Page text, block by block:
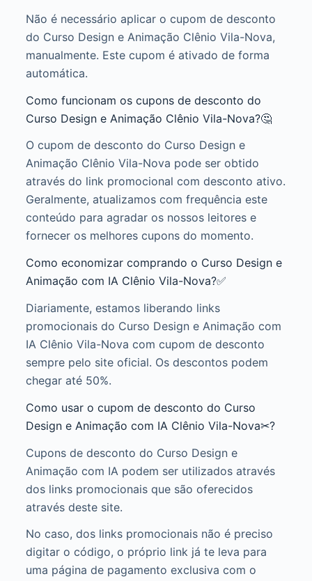
Não é necessário aplicar o cupom de desconto
do Curso Design e Animação Clênio Vila-Nova,
manualmente. Este cupom é ativado de forma
automática.
Como funcionam os cupons de desconto do
Curso Design e Animação Clênio Vila-Nova?🤔
O cupom de desconto do Curso Design e
Animação Clênio Vila-Nova pode ser obtido
através do link promocional com desconto ativo.
Geralmente, atualizamos com frequência este
conteúdo para agradar os nossos leitores e
fornecer os melhores cupons do momento.
Como economizar comprando o Curso Design e
Animação com IA Clênio Vila-Nova?✅
Diariamente, estamos liberando links
promocionais do Curso Design e Animação com
IA Clênio Vila-Nova com cupom de desconto
sempre pelo site oficial. Os descontos podem
chegar até 50%.
Como usar o cupom de desconto do Curso
Design e Animação com IA Clênio Vila-Nova✂?
Cupons de desconto do Curso Design e
Animação com IA podem ser utilizados através
dos links promocionais que são oferecidos
através deste site.
No caso, dos links promocionais não é preciso
digitar o código, o próprio link já te leva para
uma página de pagamento exclusiva com o